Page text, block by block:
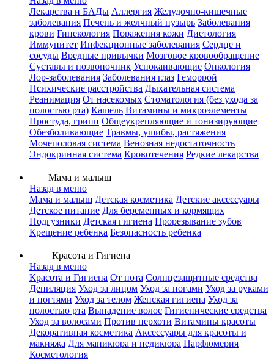
Лекарства и БАДы Аллергия Желудочно-кишечные
заболевания Печень и желчный пузырь Заболевания
крови Гинекология Поражения кожи Диетология
Иммунитет Инфекционные заболевания Сердце и
сосуды Вредные привычки Мозговое кровообращение
Суставы и позвоночник Успокаивающие Онкология
Лор-заболевания Заболевания глаз Геморрой
Психические расстройства Дыхательная система
Реанимация От насекомых Стоматология (без ухода за
полостью рта) Кашель Витамины и микроэлементы
Простуда, грипп Общеукрепляющие и тонизирующие
Обезболивающие Травмы, ушибы, растяжения
Мочеполовая система Венозная недостаточность
Эндокринная система Кровотечения Редкие лекарства
Мама и малыш
Назад в меню
Мама и малыш Детская косметика Детские аксессуары
Детское питание Для беременных и кормящих
Подгузники Детская гигиена Прорезывание зубов
Крещение ребенка Безопасность ребенка
Красота и Гигиена
Назад в меню
Красота и Гигиена От пота Солнцезащитные средства
Депиляция Уход за лицом Уход за ногами Уход за руками
и ногтями Уход за телом Женская гигиена Уход за
полостью рта Выпадение волос Гигиенические средства
Уход за волосами Против перхоти Витамины красоты
Декоративная косметика Аксессуары для красоты и
макияжа Для маникюра и педикюра Парфюмерия
Косметология